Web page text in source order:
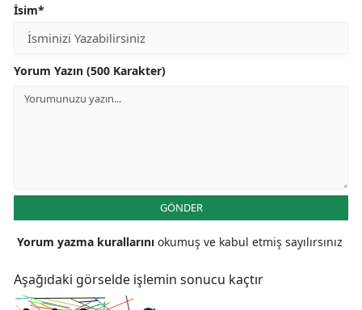
Şanlıurfa
Uşak
Van
İsim*
Yorum Yazın (500 Karakter)
GÖNDER
Yorum yazma kurallarını okumuş ve kabul etmiş sayılırsınız
Aşağıdaki görselde işlemin sonucu kaçtır